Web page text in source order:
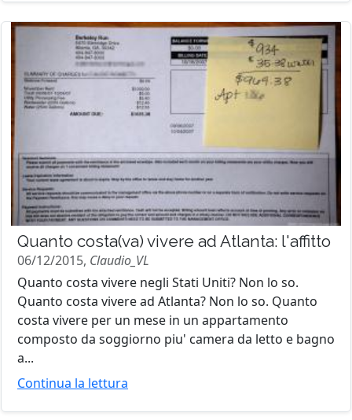
Quanto costa(va) vivere ad Atlanta: l'affitto
06/12/2015, Claudio_VL
Quanto costa vivere negli Stati Uniti? Non lo so.
Quanto costa vivere ad Atlanta? Non lo so. Quanto
costa vivere per un mese in un appartamento
composto da soggiorno piu' camera da letto e bagno
a...
Continua la lettura